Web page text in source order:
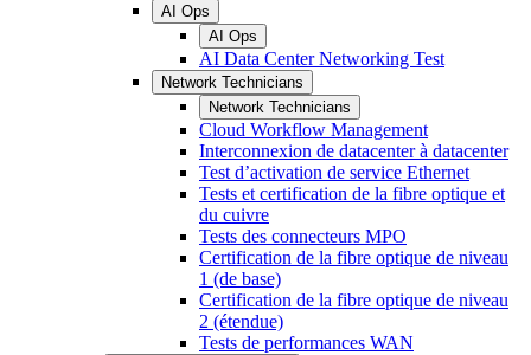
AI Ops
AI Ops
AI Data Center Networking Test
Network Technicians
Network Technicians
Cloud Workflow Management
Interconnexion de datacenter à datacenter
Test d’activation de service Ethernet
Tests et certification de la fibre optique et
du cuivre
Tests des connecteurs MPO
Certification de la fibre optique de niveau
1 (de base)
Certification de la fibre optique de niveau
2 (étendue)
Tests de performances WAN